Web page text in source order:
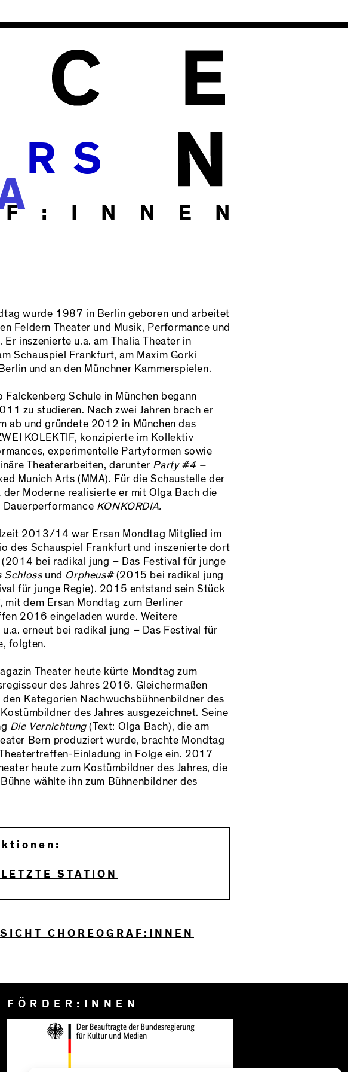
R S
F : I N N E N
wurde 1987 in Berlin geboren und arbeitet
Feldern Theater und Musik, Performance und
Er inszenierte u.a. am Thalia Theater in
Schauspiel Frankfurt, am Maxim Gorki
und an den Münchner Kammerspielen.
Falckenberg Schule in München begann
zu studieren. Nach zwei Jahren brach er
ab und gründete 2012 in München das
KOLEKTIF, konzipierte im Kollektiv
experimentelle Partyformen sowie
Theaterarbeiten, darunter Party #4 –
Munich Arts (MMA). Für die Schaustelle der
der Moderne realisierte er mit Olga Bach die
Dauerperformance KONKORDIA.
2013/14 war Ersan Mondtag Mitglied im
des Schauspiel Frankfurt und inszenierte dort
bei radikal jung – Das Festival für junge
Schlossund Orpheus#(2015 bei radikal jung
für junge Regie). 2015 entstand sein Stück
, mit dem Ersan Mondtag zum Berliner
2016 eingeladen wurde. Weitere
u.a. erneut bei radikal jung – Das Festival für
folgten.
Theater heute kürte Mondtag zum
des Jahres 2016. Gleichermaßen
den Kategorien Nachwuchsbühnenbildner des
des Jahres ausgezeichnet. Seine
Die Vernichtung(Text: Olga Bach), die am
Bern produziert wurde, brachte Mondtag
Einladung in Folge ein. 2017
heute zum Kostümbildner des Jahres, die
wählte ihn zum Bühnenbildner des
STATION
CHOREOGRAF:INNEN
FÖRDER:INNEN